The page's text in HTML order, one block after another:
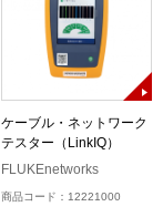
ケーブル・ネットワーク
テスター（LinkIQ）
FLUKEnetworks
商品コード：12221000